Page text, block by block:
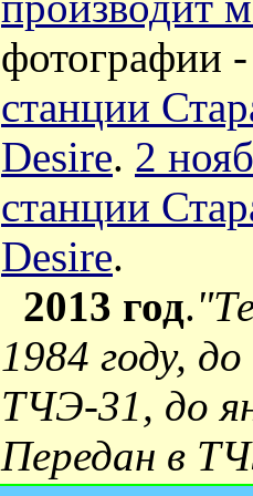
фотографии
станции
Desire. 2
станции
Desire.
2013 год.
1984 году,
ТЧЭ-31, до
Передан в